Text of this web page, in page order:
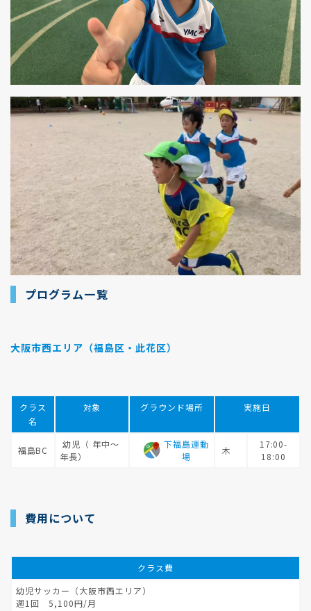
プログラム一覧
大阪市西エリア（福島区・此花区）
クラス
名
対象 グラウンド場所 実施日
福島BC
幼児（ 年中～
年長）
下福島運動
場
木
17:00-
18:00
費用について
クラス費
幼児サッカー（大阪市西エリア）
週1回 5,100円/月